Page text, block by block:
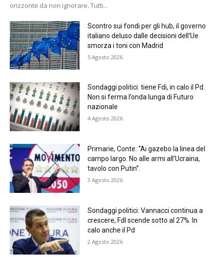
orizzonte da non ignorare. Tutti...
Scontro sui fondi per gli hub, il governo
italiano deluso dalle decisioni dell’Ue
smorza i toni con Madrid
5 Agosto 2026
Sondaggi politici: tiene Fdi, in calo il Pd.
Non si ferma l’onda lunga di Futuro
nazionale
4 Agosto 2026
Primarie, Conte: “Ai gazebo la linea del
campo largo. No alle armi all’Ucraina,
tavolo con Putin”.
3 Agosto 2026
Sondaggi politici: Vannacci continua a
crescere, FdI scende sotto al 27%. In
calo anche il Pd
2 Agosto 2026